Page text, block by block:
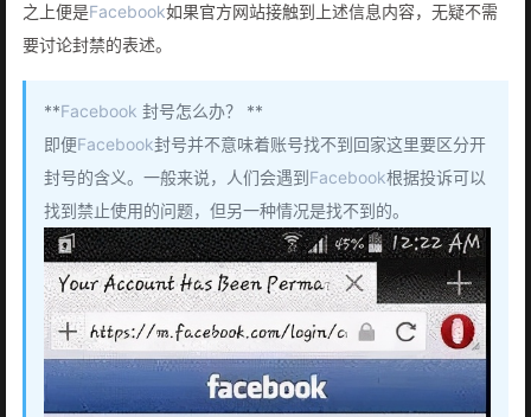
之上便是Facebook如果官方网站接触到上述信息内容，无疑不需
要讨论封禁的表述。
**Facebook 封号怎么办？ **
即便Facebook封号并不意味着账号找不到回家这里要区分开
封号的含义。一般来说，人们会遇到Facebook根据投诉可以
找到禁止使用的问题，但另一种情况是找不到的。